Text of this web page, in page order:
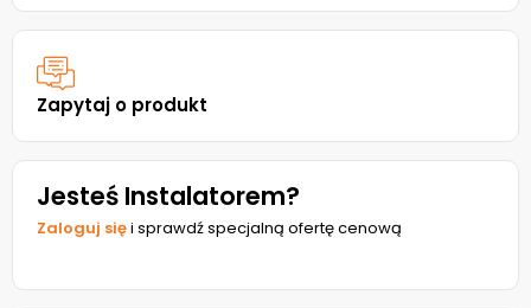
Zapytaj o produkt
Jesteś Instalatorem?
Zaloguj sięi sprawdź specjalną ofertę cenową